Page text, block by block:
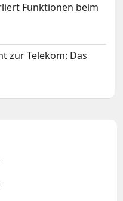
Funktionen beim
zur Telekom: Das